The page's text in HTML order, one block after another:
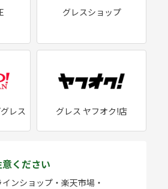
グレスショップ
レス グレス ヤフオク!店
ください
ンショップ・楽天市場・